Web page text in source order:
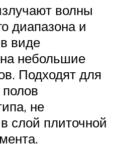
волны
диапазона и
виде
небольшие
Подходят для
полов
не
слой плиточной